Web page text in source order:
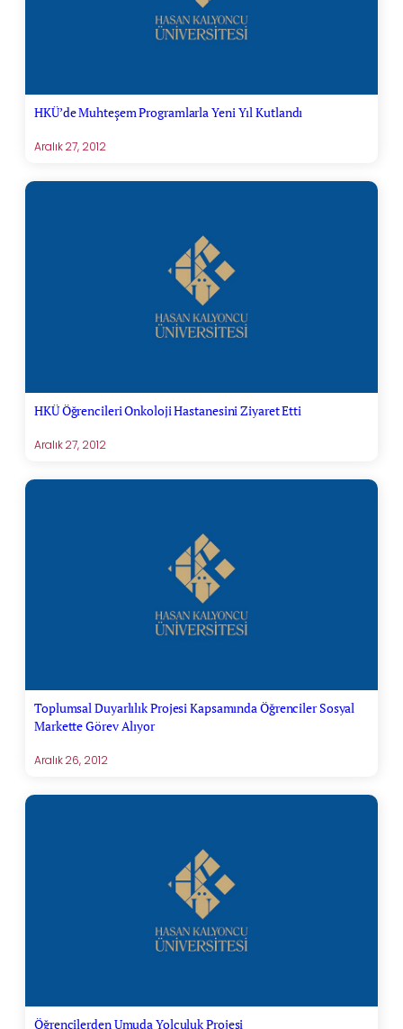
HKÜ’de Muhteşem Programlarla Yeni Yıl Kutlandı
Aralık 27, 2012
HKÜ Öğrencileri Onkoloji Hastanesini Ziyaret Etti
Aralık 27, 2012
Toplumsal Duyarlılık Projesi Kapsamında Öğrenciler Sosyal
Markette Görev Alıyor
Aralık 26, 2012
Öğrencilerden Umuda Yolculuk Projesi